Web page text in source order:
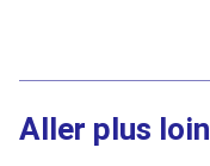
Aller plus loin